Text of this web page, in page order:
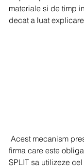
materiale si de timp
decat a luat
firma care este
SPLIT sa utilizeze